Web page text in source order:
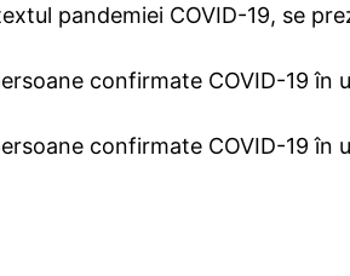
pandemiei COVID-19, se
confirmate COVID-19 în
confirmate COVID-19 în